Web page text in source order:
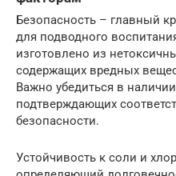
Безопасность – главный
для подводного
изготовлено из
содержащих вредных
Важно убедиться в
подтверждающих
безопасности.
Устойчивость к соли и